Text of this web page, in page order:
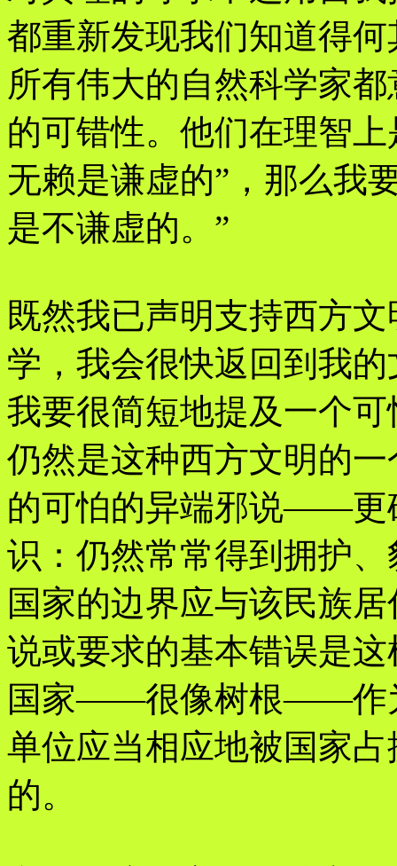
都重新发现我们知道得
所有伟大的自然科学家
的可错性。他们在理智
无赖是谦虚的”，那么我
是不谦虚的。”
既然我已声明支持西方
学，我会很快返回到我
我要很简短地提及一个
仍然是这种西方文明的
的可怕的异端邪说——更
识：仍然常常得到拥护
国家的边界应与该民族
说或要求的基本错误是
国家——很像树根——作
单位应当相应地被国家
的。